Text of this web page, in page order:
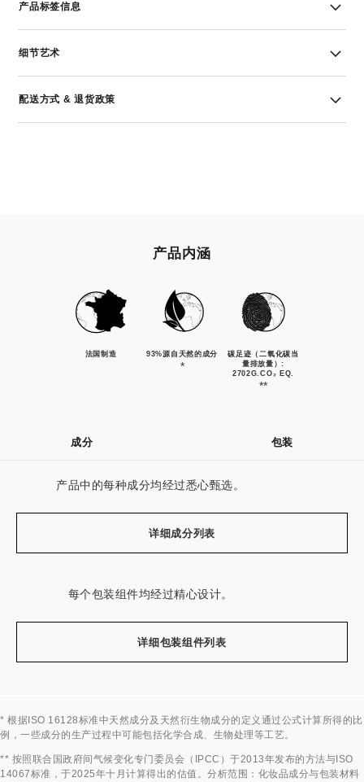
产品标签信息
细节艺术
配送方式 & 退货政策
产品内涵
法国制造 93%源自天然的成分
*
碳足迹（二氧化碳当
量排放量）:
2702G.CO₂ EQ.
**
成分 包装
产品中的每种成分均经过悉心甄选。
详细成分列表
每个包装组件均经过精心设计。
详细包装组件列表
* 根据ISO 16128标准中天然成分及天然衍生物成分的定义通过公式计算所得的比
例，一些成分的生产过程中可能包括化学合成、生物处理等工艺。
返回标题↩
** 按照联合国政府间气候变化专门委员会（IPCC）于2013年发布的方法与ISO
14067标准，于2025年十月计算得出的估值。分析范围：化妆品成分与包装材料